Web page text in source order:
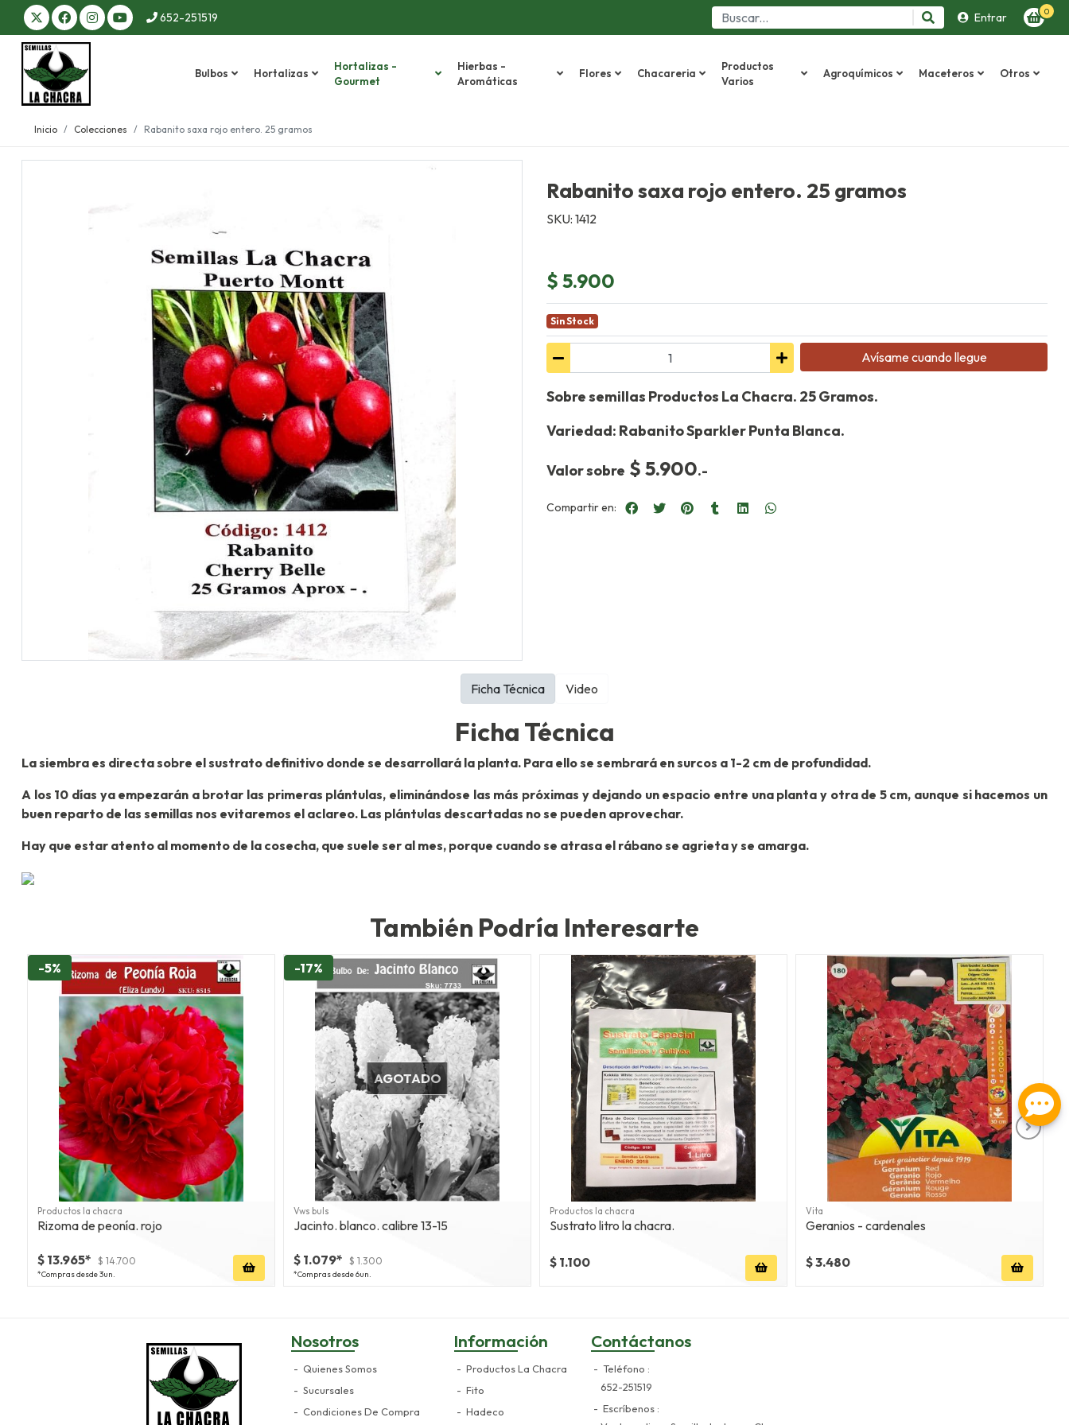
652-251519 Entrar 0
Bulbos Hortalizas
Hortalizas -
Gourmet
Hierbas -
Aromáticas
Flores Chacareria
Productos
Varios
Agroquímicos Maceteros Otros
Inicio Colecciones Rabanito saxa rojo entero. 25 gramos
Rabanito saxa rojo entero. 25 gramos
SKU: 1412
$ 5.900
Sin Stock
Avísame cuando llegue
Sobre semillas Productos La Chacra. 25 Gramos.
Variedad: Rabanito Sparkler Punta Blanca.
Valor sobre $ 5.900.-
Compartir en:
Ficha Técnica
La siembra es directa sobre el sustrato definitivo donde se desarrollará la planta. Para ello se sembrará en surcos a 1-2 cm de profundidad.
A los 10 días ya empezarán a brotar las primeras plántulas, eliminándose las más próximas y dejando un espacio entre una planta y otra de 5 cm, aunque si hacemos un
buen reparto de las semillas nos evitaremos el aclareo. Las plántulas descartadas no se pueden aprovechar.
Hay que estar atento al momento de la cosecha, que suele ser al mes, porque cuando se atrasa el rábano se agrieta y se amarga.
Ficha Técnica Video
También Podría Interesarte
-5%
Productos la chacra
Rizoma de peonía. rojo
$ 13.965* $ 14.700
*Compras desde 3un.
-17%
AGOTADO
Vws buls
Jacinto. blanco. calibre 13-15
$ 1.079* $ 1.300
*Compras desde 6un.
Productos la chacra
Sustrato litro la chacra.
$ 1.100
Vita
Geranios - cardenales
$ 3.480
Nosotros
Quienes Somos
Sucursales
Condiciones De Compra
Información
Productos La Chacra
Fito
Hadeco
Contáctanos
Teléfono
652-251519
Escríbenos